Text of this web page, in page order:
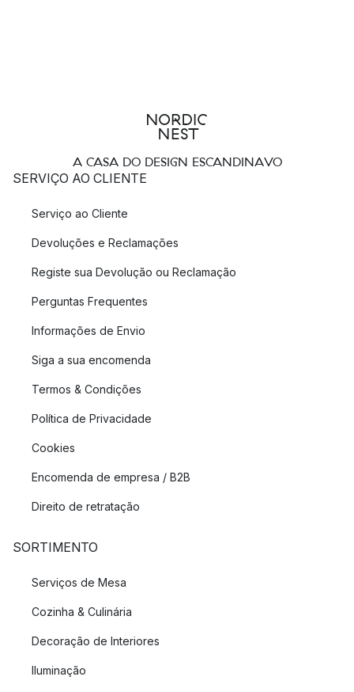
A CASA DO DESIGN ESCANDINAVO
SERVIÇO AO CLIENTE
Serviço ao Cliente
Devoluções e Reclamações
Registe sua Devolução ou Reclamação
Perguntas Frequentes
Informações de Envio
Siga a sua encomenda
Termos & Condições
Política de Privacidade
Cookies
Encomenda de empresa / B2B
Direito de retratação
SORTIMENTO
Serviços de Mesa
Cozinha & Culinária
Decoração de Interiores
Iluminação